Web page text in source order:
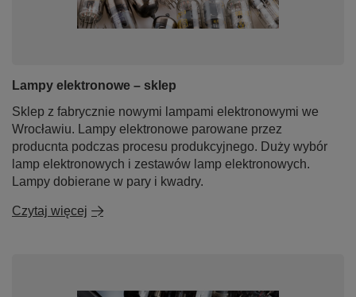
Lampy elektronowe – sklep
Sklep z fabrycznie nowymi lampami elektronowymi we
Wrocławiu. Lampy elektronowe parowane przez
producnta podczas procesu produkcyjnego. Duży wybór
lamp elektronowych i zestawów lamp elektronowych.
Lampy dobierane w pary i kwadry.
Czytaj więcej